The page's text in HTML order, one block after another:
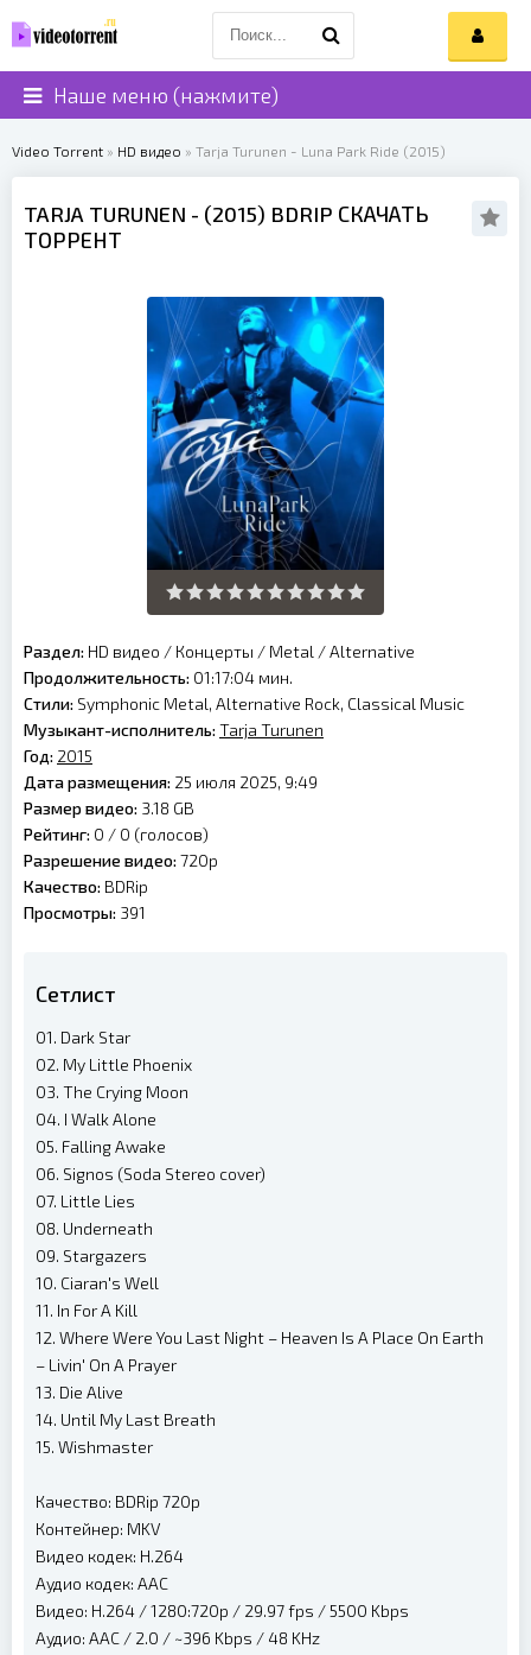
Наше меню (нажмите)
Video Torrent » HD видео » Tarja Turunen - Luna Park Ride (2015)
TARJA TURUNEN - (2015) BDRIP СКАЧАТЬ
ТОРРЕНТ
Раздел: HD видео / Концерты / Metal /Alternative
Продолжительность: 01:17:04 мин.
Стили: Symphonic Metal, Alternative Rock, Classical Music
Музыкант-исполнитель: Tarja Turunen
Год: 2015
Дата размещения: 25 июля 2025, 9:49
Размер видео: 3.18 GB
Рейтинг: 0 / 0 (голосов)
Разрешение видео: 720p
Качество: BDRip
Просмотры: 391
Сетлист
01. Dark Star
02. My Little Phoenix
03. The Crying Moon
04. I Walk Alone
05. Falling Awake
06. Signos (Soda Stereo cover)
07. Little Lies
08. Underneath
09. Stargazers
10. Ciaran's Well
11. In For A Kill
12. Where Were You Last Night – Heaven Is A Place On Earth
– Livin' On A Prayer
13. Die Alive
14. Until My Last Breath
15. Wishmaster
Качество: BDRip 720p
Контейнер: MKV
Видео кодек: H.264
Аудио кодек: AAC
Видео: H.264 / 1280:720p / 29.97 fps / 5500 Kbps
Аудио: AAC / 2.0 / ~396 Kbps / 48 KHz